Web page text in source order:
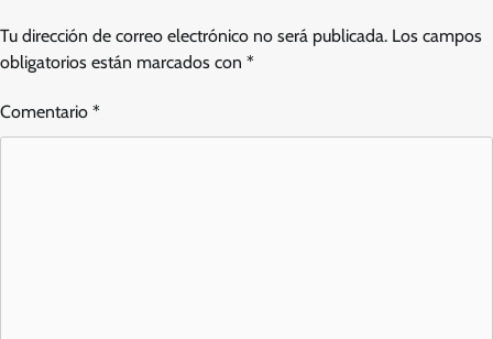
Tu dirección de correo electrónico no será publicada. Los campos
obligatorios están marcados con *
Comentario *